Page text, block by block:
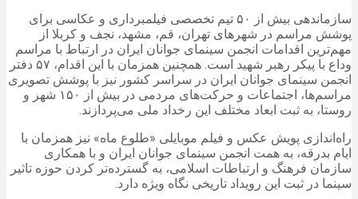
سازماندهی بیش از ۵۰ تیم تخصصی فیلمبرداری و عکاسی برای
پوشش مراسم در شهرهای تهران، قم، مشهد، نجف و کربلا از
مهم‌ترین اقدامات انجمن سینمای جوانان ایران در ارتباط با مراسم
وداع با پیکر رهبر شهید است. همچنین همزمان با این اقدام، ۵۷ دفتر
انجمن سینمای جوانان ایران در سراسر کشور نیز با پوشش تصویری
مراسم‌ها، اجتماعات و حرکت‌های مردمی در بیش از ۱۵۰ شهر و
روستا، به ثبت ابعاد مختلف این رخداد ملی می‌پردازند.
راه‌اندازی پویش عکس و فیلم موبایلی «طلوع ماه» نیز همزمان با
ایام بدرقه، به همت انجمن سینمای جوانان ایران و با همکاری
سازمان فرهنگ و ارتباطات اسلامی، به گسترده‌تر کردن حوزه تاثیر
سینما در ثبت این رویداد تاریخی نگاه ویژه دارد.